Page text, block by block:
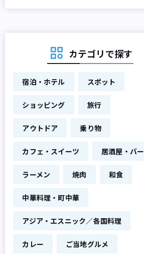
カテゴリで探す
宿泊・ホテル スポット
ショッピング 旅行
アウトドア 乗り物
カフェ・スイーツ 居酒屋・バー
ラーメン 焼肉 和食
中華料理・町中華
アジア・エスニック／各国料理
カレー ご当地グルメ